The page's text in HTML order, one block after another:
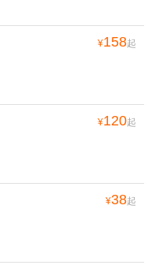
¥158起
¥120起
¥38起